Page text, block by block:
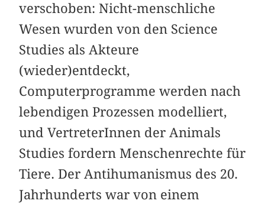
verschoben: Nicht-menschliche
Wesen wurden von den Science
Studies als Akteure
(wieder)entdeckt,
Computerprogramme werden nach
lebendigen Prozessen modelliert,
und VertreterInnen der Animals
Studies fordern Menschenrechte für
Tiere. Der Antihumanismus des 20.
Jahrhunderts war von einem